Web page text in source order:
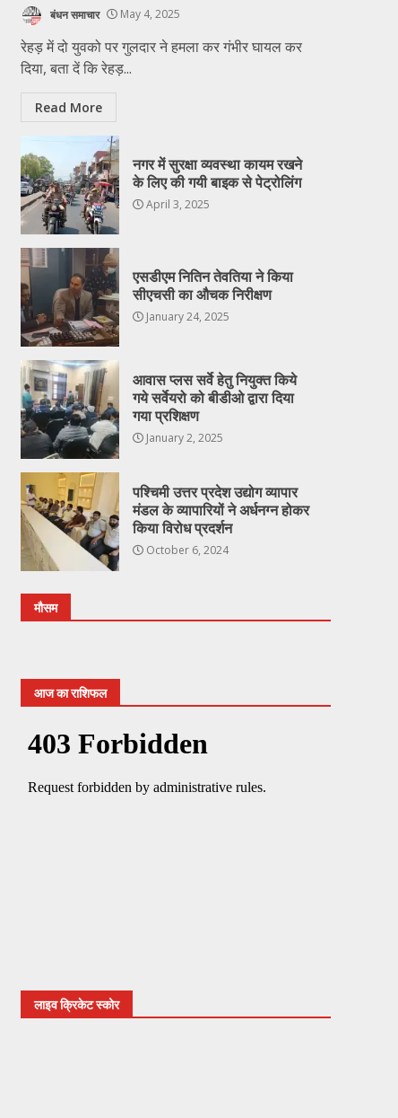
बंधन समाचार May 4, 2025
रेहड़ में दो युवको पर गुलदार ने हमला कर गंभीर घायल कर
दिया, बता दें कि रेहड़...
Read More
नगर में सुरक्षा व्यवस्था कायम रखने
के लिए की गयी बाइक से पेट्रोलिंग
April 3, 2025
एसडीएम नितिन तेवतिया ने किया
सीएचसी का औचक निरीक्षण
January 24, 2025
आवास प्लस सर्वे हेतु नियुक्त किये
गये सर्वेयरो को बीडीओ द्वारा दिया
गया प्रशिक्षण
January 2, 2025
पश्चिमी उत्तर प्रदेश उद्योग व्यापार
मंडल के व्यापारियों ने अर्धनग्न होकर
किया विरोध प्रदर्शन
October 6, 2024
मौसम
आज का राशिफल
लाइव क्रिकेट स्कोर